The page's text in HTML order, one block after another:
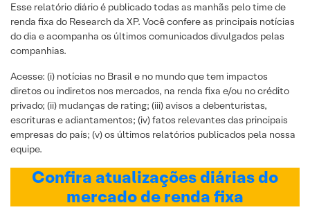
Esse relatório diário é publicado todas as manhãs pelo time de
renda fixa do Research da XP. Você confere as principais notícias
do dia e acompanha os últimos comunicados divulgados pelas
companhias.
Acesse: (i) notícias no Brasil e no mundo que tem impactos
diretos ou indiretos nos mercados, na renda fixa e/ou no crédito
privado; (ii) mudanças de rating; (iii) avisos a debenturistas,
escrituras e adiantamentos; (iv) fatos relevantes das principais
empresas do país; (v) os últimos relatórios publicados pela nossa
equipe.
Confira atualizações diárias do
mercado de renda fixa